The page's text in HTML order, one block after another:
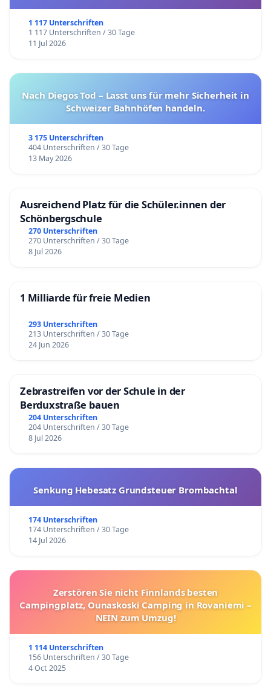
1 117 Unterschriften
1 117 Unterschriften / 30 Tage
11 Jul 2026
Nach Diegos Tod – Lasst uns für mehr Sicherheit in
Schweizer Bahnhöfen handeln.
3 175 Unterschriften
404 Unterschriften / 30 Tage
13 May 2026
Ausreichend Platz für die Schüler.innen der
Schönbergschule
270 Unterschriften
270 Unterschriften / 30 Tage
8 Jul 2026
1 Milliarde für freie Medien
293 Unterschriften
213 Unterschriften / 30 Tage
24 Jun 2026
Zebrastreifen vor der Schule in der
Berduxstraße bauen
204 Unterschriften
204 Unterschriften / 30 Tage
8 Jul 2026
Senkung Hebesatz Grundsteuer Brombachtal
174 Unterschriften
174 Unterschriften / 30 Tage
14 Jul 2026
Zerstören Sie nicht Finnlands besten
Campingplatz, Ounaskoski Camping in Rovaniemi –
NEIN zum Umzug!
1 114 Unterschriften
156 Unterschriften / 30 Tage
4 Oct 2025